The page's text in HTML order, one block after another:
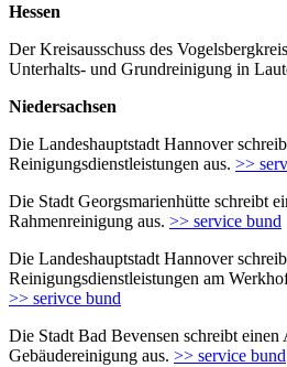
Hessen
Der Kreisausschuss des
Unterhalts- und Grundreinigung in
Niedersachsen
Die Landeshauptstadt Hannover
Reinigungsdienstleistungen aus. >>
Die Stadt Georgsmarienhütte schreibt
Rahmenreinigung aus. >> service bund
Die Landeshauptstadt Hannover
Reinigungsdienstleistungen am
>> serivce bund
Die Stadt Bad Bevensen schreibt
Gebäudereinigung aus. >> service bund